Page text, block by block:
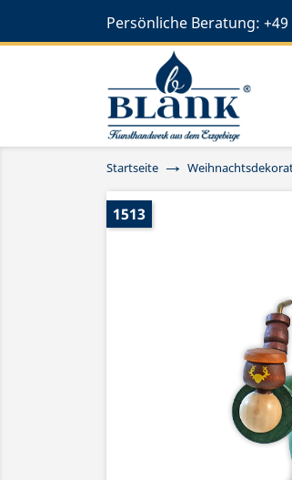
Persönliche Beratung:
Startseite
1513